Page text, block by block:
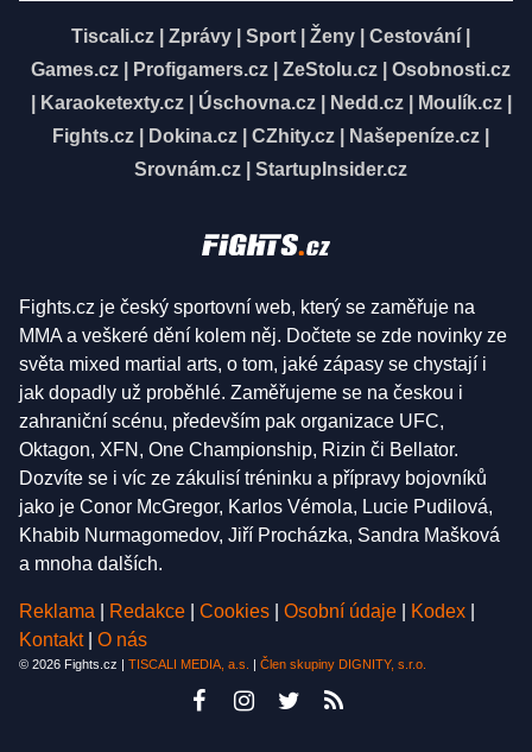
Tiscali.cz Zprávy Sport Ženy Cestování
Games.cz
Profigamers.cz ZeStolu.cz
Osobnosti.cz
Karaoketexty.cz| Úschovna.cz| Nedd.cz| Moulík.cz|
Fights.cz
Dokina.cz CZhity.cz Našepeníze.cz
Srovnám.cz
StartupInsider.cz
Fights.cz je český sportovní web, který se zaměřuje na
MMA a veškeré dění kolem něj. Dočtete se zde novinky ze
světa mixed martial arts, o tom, jaké zápasy se chystají i
jak dopadly už proběhlé. Zaměřujeme se na českou i
zahraniční scénu, především pak organizace UFC,
Oktagon, XFN, One Championship, Rizin či Bellator.
Dozvíte se i víc ze zákulisí tréninku a přípravy bojovníků
jako je Conor McGregor, Karlos Vémola, Lucie Pudilová,
Khabib Nurmagomedov, Jiří Procházka, Sandra Mašková
a mnoha dalších.
Reklama Redakce Cookies Osobní údaje Kodex
Kontakt
O nás
© 2026 Fights.cz | TISCALI MEDIA, a.s. Člen skupiny DIGNITY, s.r.o.